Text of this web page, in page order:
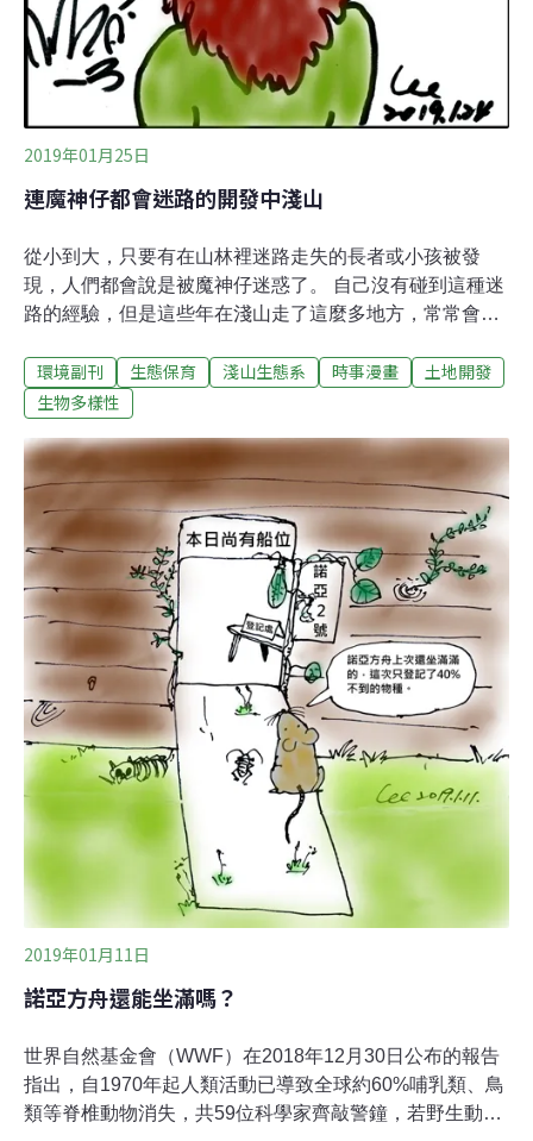
2019年01月25日
連魔神仔都會迷路的開發中淺山
從小到大，只要有在山林裡迷路走失的長者或小孩被發
現，人們都會說是被魔神仔迷惑了。 自己沒有碰到這種迷
路的經驗，但是這些年在淺山走了這麼多地方，常常會碰
多久再去就已經因為開發而變了樣。 有時就不禁想到：如
果真的有魔神仔，在淺山碰到這種地貌常常改變的情形，
環境副刊 生態保育 淺山生態系 時事漫畫
土地開發
生物多樣性
2019年01月11日
諾亞方舟還能坐滿嗎？
世界自然基金會（WWF）在2018年12月30日公布的報告
指出，自1970年起人類活動已導致全球約60%哺乳類、鳥
類等脊椎動物消失，共59位科學家齊敲警鐘，若野生動物